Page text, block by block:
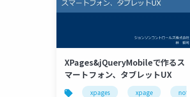
XPages&jQueryMobileで作るス
マートフォン、タブレットUX
xpages xpage notes